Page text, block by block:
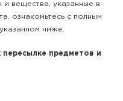
и вещества, указанные в
ознакомьтесь с полным
ниже.
пересылке предметов и